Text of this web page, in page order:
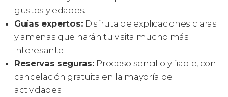
gustos y edades.
Guías expertos: Disfruta de explicaciones claras
y amenas que harán tu visita mucho más
interesante.
Reservas seguras: Proceso sencillo y fiable, con
cancelación gratuita en la mayoría de
actividades.